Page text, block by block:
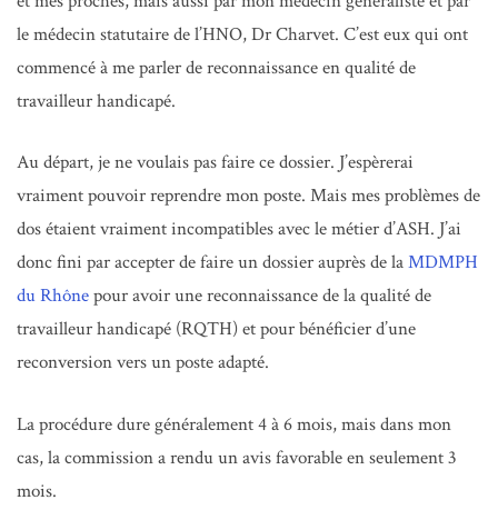
le médecin statutaire de l’HNO, Dr Charvet. C’est eux qui ont
commencé à me parler de reconnaissance en qualité de
travailleur handicapé.
Au départ, je ne voulais pas faire ce dossier. J’espèrerai
vraiment pouvoir reprendre mon poste. Mais mes problèmes de
dos étaient vraiment incompatibles avec le métier d’ASH. J’ai
donc fini par accepter de faire un dossier auprès de laMDMPH
du Rhônepour avoir une reconnaissance de la qualité de
travailleur handicapé (RQTH) et pour bénéficier d’une
reconversion vers un poste adapté.
La procédure dure généralement 4 à 6 mois, mais dans mon
cas, la commission a rendu un avis favorable en seulement 3
mois.